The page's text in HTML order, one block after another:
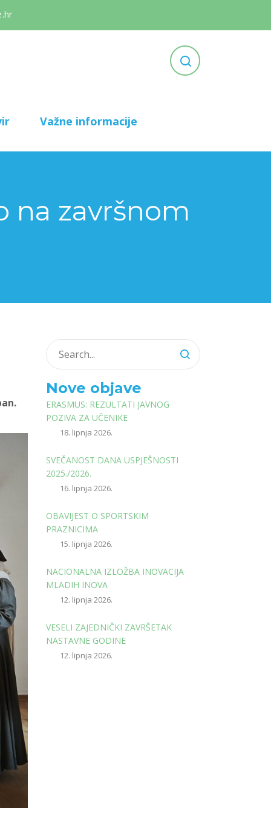
Važne informacije
na završnom
Nove objave
ERASMUS: REZULTATI JAVNOG
POZIVA ZA UČENIKE
18. lipnja 2026.
SVEČANOST DANA USPJEŠNOSTI
2025./2026.
16. lipnja 2026.
OBAVIJEST O SPORTSKIM
PRAZNICIMA
15. lipnja 2026.
NACIONALNA IZLOŽBA INOVACIJA
MLADIH INOVA
12. lipnja 2026.
VESELI ZAJEDNIČKI ZAVRŠETAK
NASTAVNE GODINE
12. lipnja 2026.